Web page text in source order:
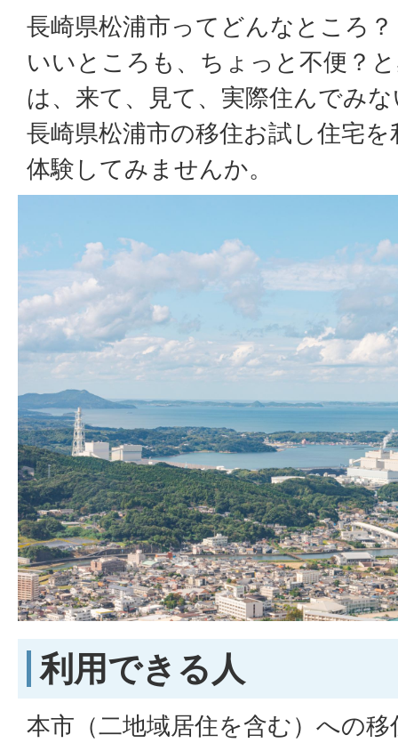
長崎県松浦市ってどんなところ？
いいところも、ちょっと不便？
は、来て、見て、実際住んでみ
長崎県松浦市の移住お試し住宅
体験してみませんか。
利用できる人
本市（二地域居住を含む）への